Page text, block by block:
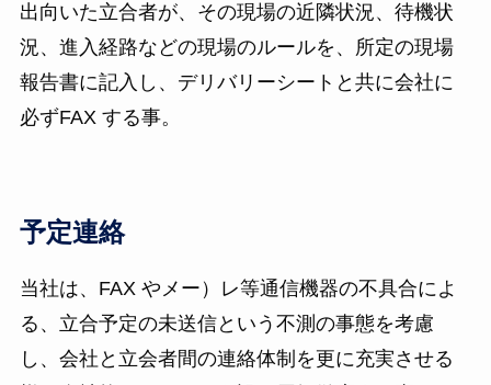
出向いた立合者が、その現場の近隣状況、待機状
況、進入経路などの現場のルールを、所定の現場
報告書に記入し、デリバリーシートと共に会社に
必ずFAX する事。
予定連絡
当社は、FAX やメー）レ等通信機器の不具合によ
る、立合予定の未送信という不測の事態を考慮
し、会社と立会者間の連絡体制を更に充実させる